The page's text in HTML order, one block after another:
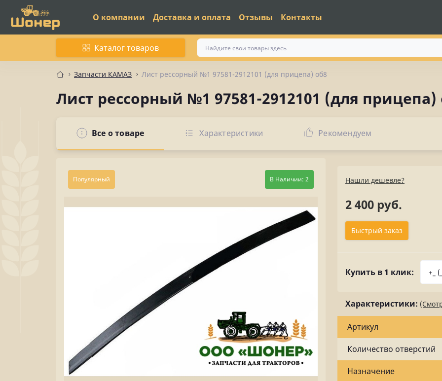
О компании Доставка и оплата Отзывы Контакты
Каталог товаров
Запчасти КАМАЗ Лист рессорный №1 97581-2912101 (для прицепа) об8
Лист рессорный №1 97581-2912101 (для прицепа)
Все о товаре Характеристики Рекомендуем
Популярный В Наличии: 2 Нашли дешевле?
2 400 руб.
Быстрый заказ
Купить в 1 клик:
Характеристики:
Артикул
Количество отверстий
Назначение